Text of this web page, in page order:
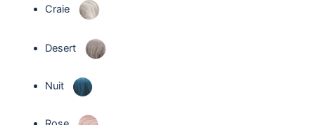
Craie
Desert
Nuit